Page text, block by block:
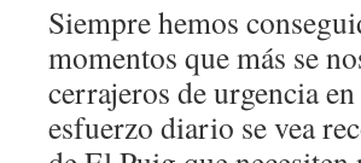
Siempre hemos
momentos que más se
cerrajeros de urgencia
esfuerzo diario se vea